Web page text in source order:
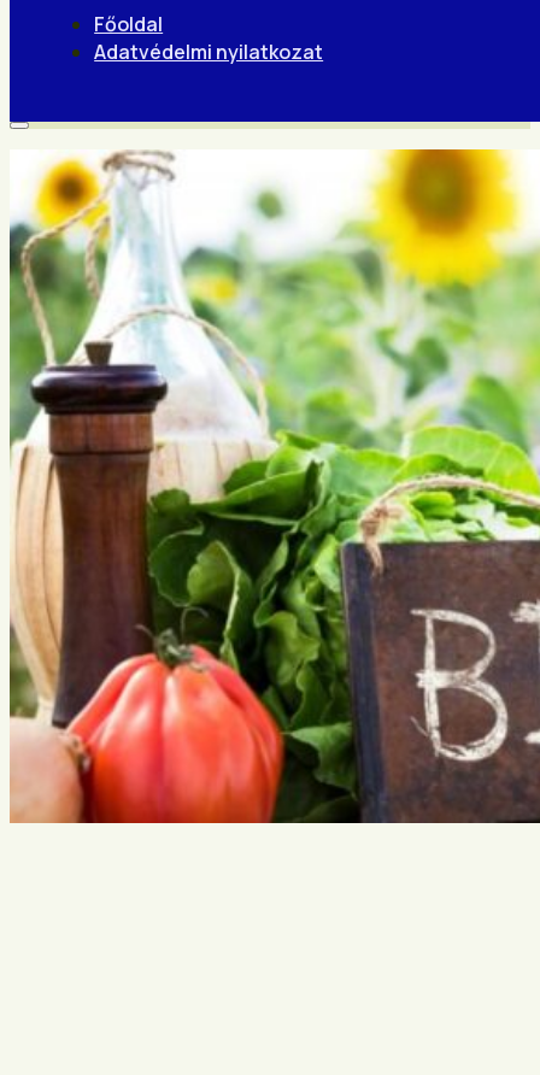
Főoldal
Adatvédelmi nyilatkozat